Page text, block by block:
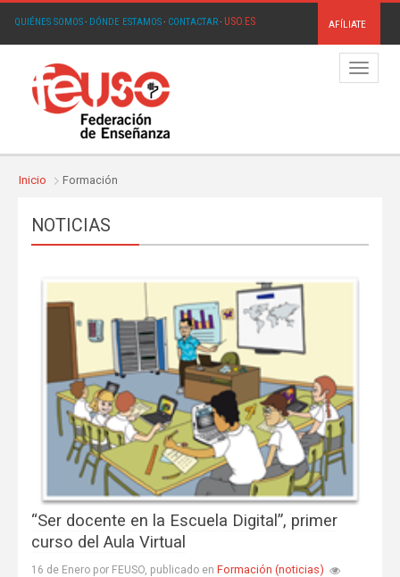
QUIÉNES SOMOS· DÓNDE ESTAMOS· CONTACTAR· USO.ES AFÍLIATE
Menú
Inicio Formación
NOTICIAS
“Ser docente en la Escuela Digital”, primer
curso del Aula Virtual
16 de Enero por FEUSO, publicado en Formación (noticias)